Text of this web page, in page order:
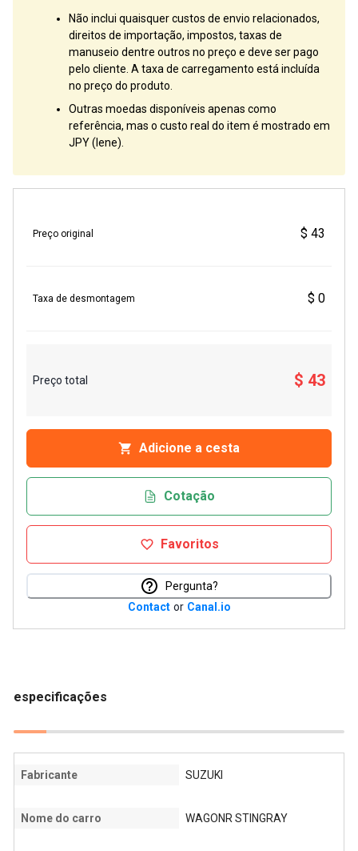
Não inclui quaisquer custos de envio relacionados,
direitos de importação, impostos, taxas de
manuseio dentre outros no preço e deve ser pago
pelo cliente. A taxa de carregamento está incluída
no preço do produto.
Outras moedas disponíveis apenas como
referência, mas o custo real do item é mostrado em
JPY (Iene).
Preço original $ 43
Taxa de desmontagem $ 0
Preço total $ 43
Adicione a cesta
Cotação
Favoritos
Pergunta?
Contact or Canal.io
especificações
Fabricante SUZUKI
Nome do carro WAGONR STINGRAY